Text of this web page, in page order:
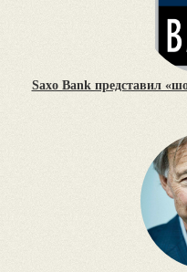
Saxo Bank представил